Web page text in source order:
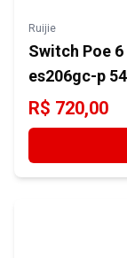
Ruijie
Switch Poe
es206gc-p
R$ 720,00